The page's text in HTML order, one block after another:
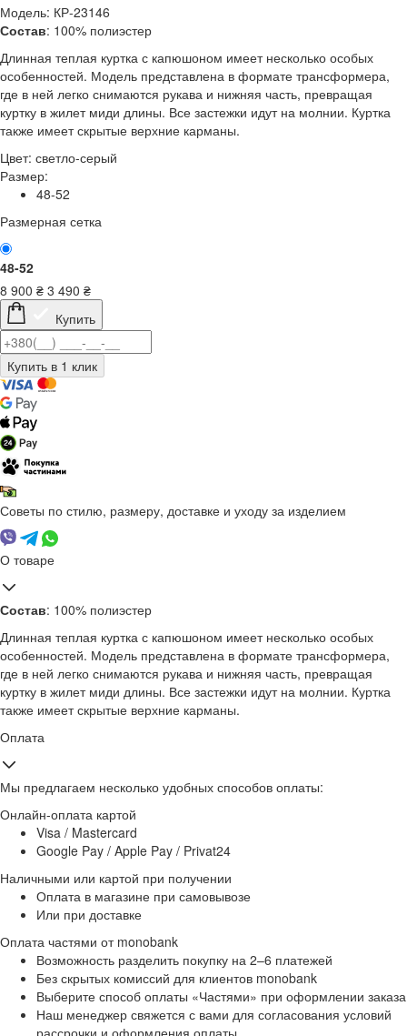
Модель: КР-23146
Состав: 100% полиэстер
Длинная теплая куртка с капюшоном имеет несколько особых
особенностей. Модель представлена ​​в формате трансформера,
где в ней легко снимаются рукава и нижняя часть, превращая
куртку в жилет миди длины. Все застежки идут на молнии. Куртка
также имеет скрытые верхние карманы.
Цвет: светло-серый
Размер:
48-52
Размерная сетка
48-52
8 900 ₴ 3 490 ₴
Купить
Советы по стилю, размеру, доставке и уходу за изделием
О товаре
Состав: 100% полиэстер
Длинная теплая куртка с капюшоном имеет несколько особых
особенностей. Модель представлена ​​в формате трансформера,
где в ней легко снимаются рукава и нижняя часть, превращая
куртку в жилет миди длины. Все застежки идут на молнии. Куртка
также имеет скрытые верхние карманы.
Оплата
Мы предлагаем несколько удобных способов оплаты:
Онлайн-оплата картой
Visa / Mastercard
Google Pay / Apple Pay / Privat24
Наличными или картой при получении
Оплата в магазине при самовывозе
Или при доставке
Оплата частями от monobank
Возможность разделить покупку на 2–6 платежей
Без скрытых комиссий для клиентов monobank
Выберите способ оплаты «Частями» при оформлении заказа
Наш менеджер свяжется с вами для согласования условий
рассрочки и оформления оплаты